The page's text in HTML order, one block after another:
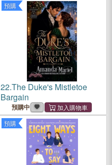
預購
22.The Duke's Mistletoe
Bargain
預購中
預購